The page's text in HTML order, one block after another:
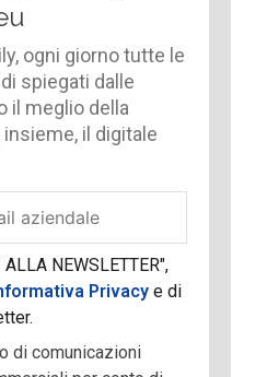
ogni giorno tutte le
spiegati dalle
il meglio della
il digitale
NEWSLETTER",
Privacye di
di comunicazioni